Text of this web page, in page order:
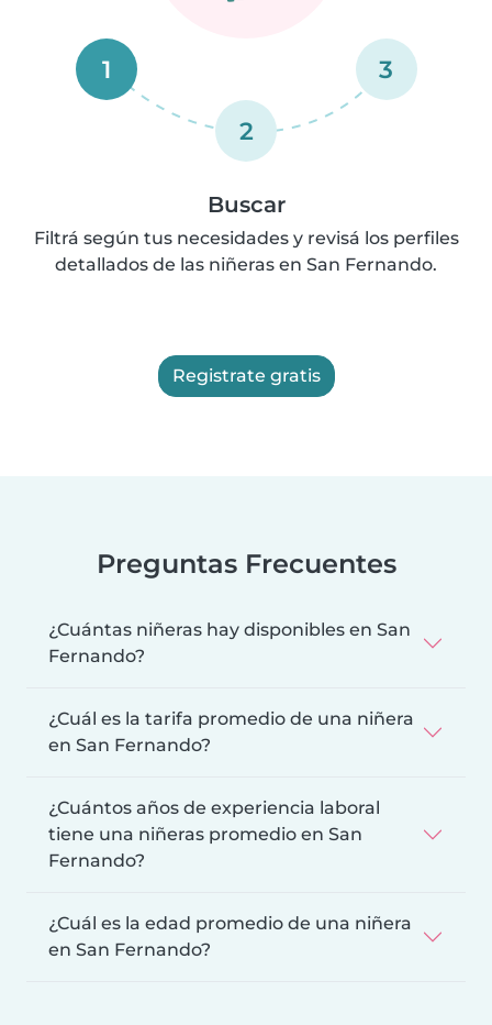
1
2
3
Buscar
Filtrá según tus necesidades y revisá los perfiles
detallados de las niñeras en San Fernando.
Registrate gratis
Preguntas Frecuentes
¿Cuántas niñeras hay disponibles en San
Fernando?
¿Cuál es la tarifa promedio de una niñera
en San Fernando?
¿Cuántos años de experiencia laboral
tiene una niñeras promedio en San
Fernando?
¿Cuál es la edad promedio de una niñera
en San Fernando?